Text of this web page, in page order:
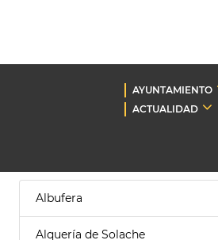
AYUNTAMIENTO
ACTUALIDAD
Albufera
Alquería de Solache